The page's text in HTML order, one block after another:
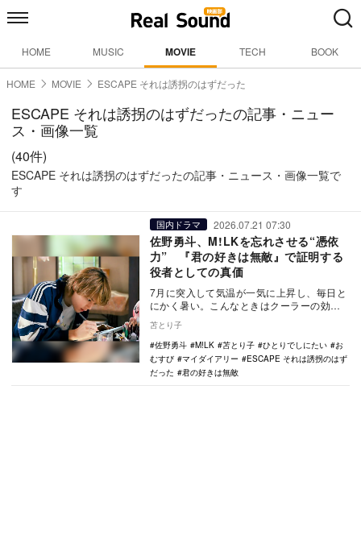
HOME MUSIC MOVIE TECH BOOK
HOME MOVIE ESCAPE それは誘拐のはずだった
ESCAPE それは誘拐のはずだったの記事・ニュー
ス・画像一覧
(40件)
ESCAPE それは誘拐のはずだったの記事・ニュース・画像一覧で
す
国内ドラマ 2026.07.21 07:30
佐野勇斗、M!LKを忘れさせる“憑依
力” 『君の好きは無敵』で証明する
役者としての真価
7月に突入して気温が一気に上昇し、毎日と
にかく暑い。こんなときはクーラーの効い
夏も見逃せな…
苫とり子
佐野勇斗
M!LK 苫とり子 ひとりでしにたい
お
むすび
マイダイアリー
ESCAPE それは誘拐のはず
だった
君の好きは無敵